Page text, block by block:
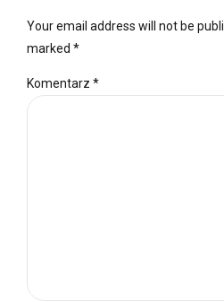
Your email address will not be
marked *
Komentarz *